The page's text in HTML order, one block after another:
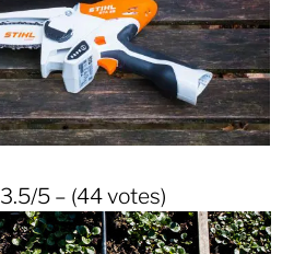
3.5/5 – (44 votes)